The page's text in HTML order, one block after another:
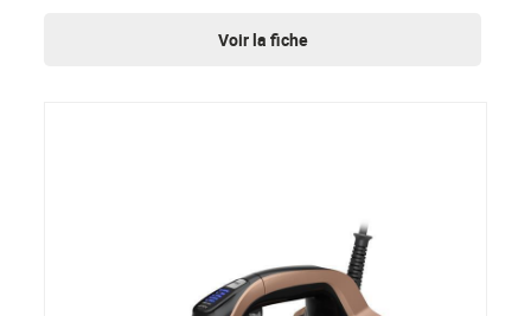
Voir la fiche